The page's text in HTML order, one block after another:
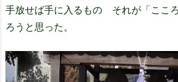
手放せば手に入るもの それが「ここ
ろうと思った。